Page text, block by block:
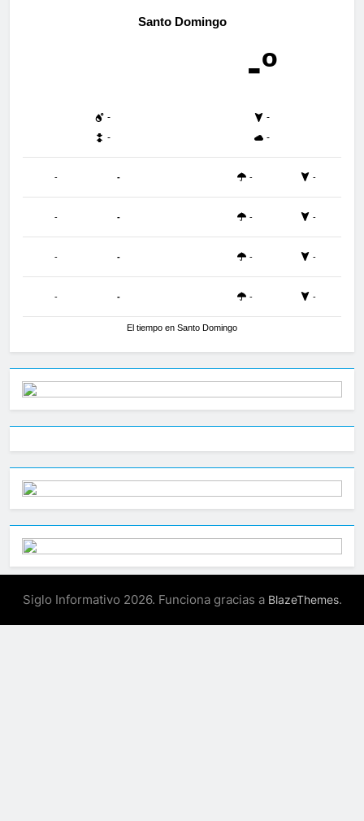
Santo Domingo
-º
-
-
-
-
- - - -
- - - -
- - - -
- - - -
El tiempo en Santo Domingo
Siglo Informativo 2026. Funciona gracias a BlazeThemes.